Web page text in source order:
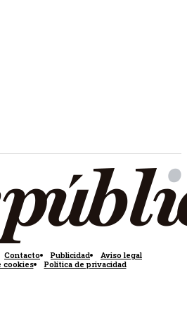
Contacto Publicidad
Aviso legal
cookies
Política de privacidad